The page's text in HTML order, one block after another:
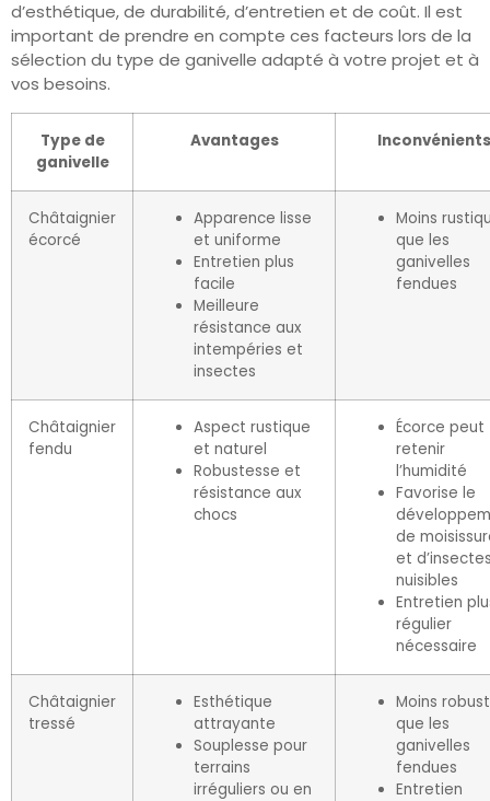
d’esthétique, de durabilité, d’entretien et de coût. Il est
important de prendre en compte ces facteurs lors de la
sélection du type de ganivelle adapté à votre projet et à
vos besoins.
Type de
ganivelle
Avantages Inconvénients
Châtaignier
écorcé
Apparence lisse
et uniforme
Entretien plus
facile
Meilleure
résistance aux
intempéries et
insectes
Moins
que les
ganivelles
fendues
Châtaignier
fendu
Aspect rustique
et naturel
Robustesse et
résistance aux
chocs
Écorce peut
retenir
l’humidité
Favorise le
de
et
nuisibles
Entretien
régulier
nécessaire
Châtaignier
tressé
Esthétique
attrayante
Souplesse pour
terrains
irréguliers ou en
Moins
que les
ganivelles
fendues
Entretien